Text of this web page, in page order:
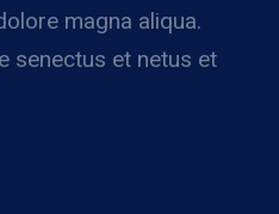
magna aliqua.
senectus et netus et